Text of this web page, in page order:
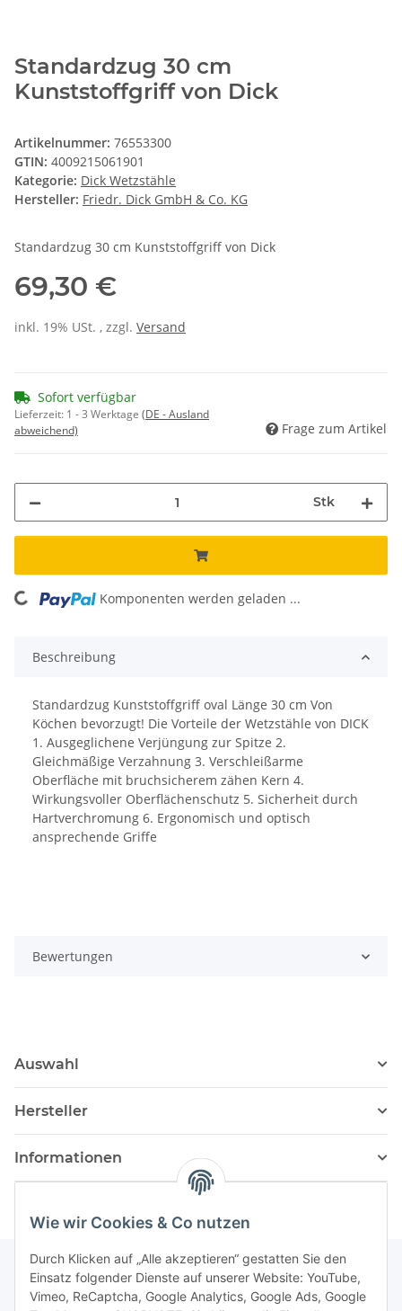
Wie wir Cookies & Co nutzen
Durch Klicken auf „Alle akzeptieren“ gestatten Sie den
Einsatz folgender Dienste auf unserer Website: YouTube,
Vimeo, ReCaptcha, Google Analytics, Google Ads, Google
Standardzug 30 cm
Kunststoffgriff von Dick
Artikelnummer: 76553300
GTIN: 4009215061901
Kategorie: Dick Wetzstähle
Hersteller: Friedr. Dick GmbH & Co. KG
Standardzug 30 cm Kunststoffgriff von Dick
69,30 €
inkl. 19% USt. , zzgl. Versand
Sofort verfügbar
Lieferzeit: 1 - 3 Werktage (DE - Ausland
abweichend)
Frage zum Artikel
Stk
Loading... Komponenten werden geladen ...
Beschreibung
Standardzug Kunststoffgriff oval Länge 30 cm Von
Köchen bevorzugt! Die Vorteile der Wetzstähle von DICK
1. Ausgeglichene Verjüngung zur Spitze 2.
Gleichmäßige Verzahnung 3. Verschleißarme
Oberfläche mit bruchsicherem zähen Kern 4.
Wirkungsvoller Oberflächenschutz 5. Sicherheit durch
Hartverchromung 6. Ergonomisch und optisch
ansprechende Griffe
Bewertungen
Auswahl
Hersteller
Informationen